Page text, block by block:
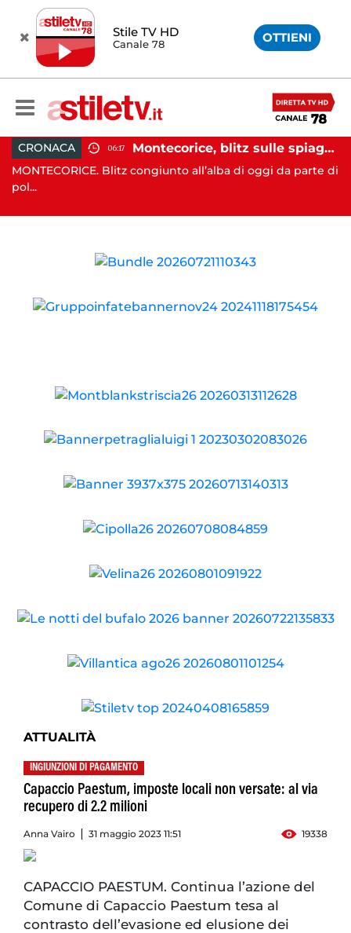
Stile TV HD
Canale 78 OTTIENI
CRONACA 06:17 Montecorice, blitz sulle spiagge libere: sequestrati oltre 300 ombrelloni e lettini lasciati sull’arenile
MONTECORICE. Blitz congiunto all’alba di oggi da parte di
pol...
ATTUALITÀ
INGIUNZIONI DI PAGAMENTO
Capaccio Paestum, imposte locali non versate: al via
recupero di 2.2 milioni
Anna Vairo 31 maggio 2023 11:51 19338
CAPACCIO PAESTUM. Continua l’azione del
Comune di Capaccio Paestum tesa al
contrasto dell’evasione ed elusione dei